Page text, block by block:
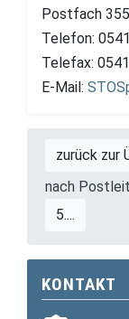
Postfach
Telefon:
Telefax:
E-Mail:
zurück zur
nach
5....
KONTAKT